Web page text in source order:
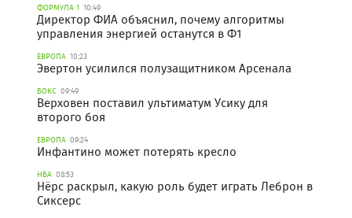
ФОРМУЛА 1 10:49
Директор ФИА объяснил, почему алгоритмы
управления энергией останутся в Ф1
ЕВРОПА 10:23
Эвертон усилился полузащитником Арсенала
БОКС 09:49
Верховен поставил ультиматум Усику для
второго боя
ЕВРОПА 09:24
Инфантино может потерять кресло
НБА 08:53
Нёрс раскрыл, какую роль будет играть Леброн в
Сиксерс